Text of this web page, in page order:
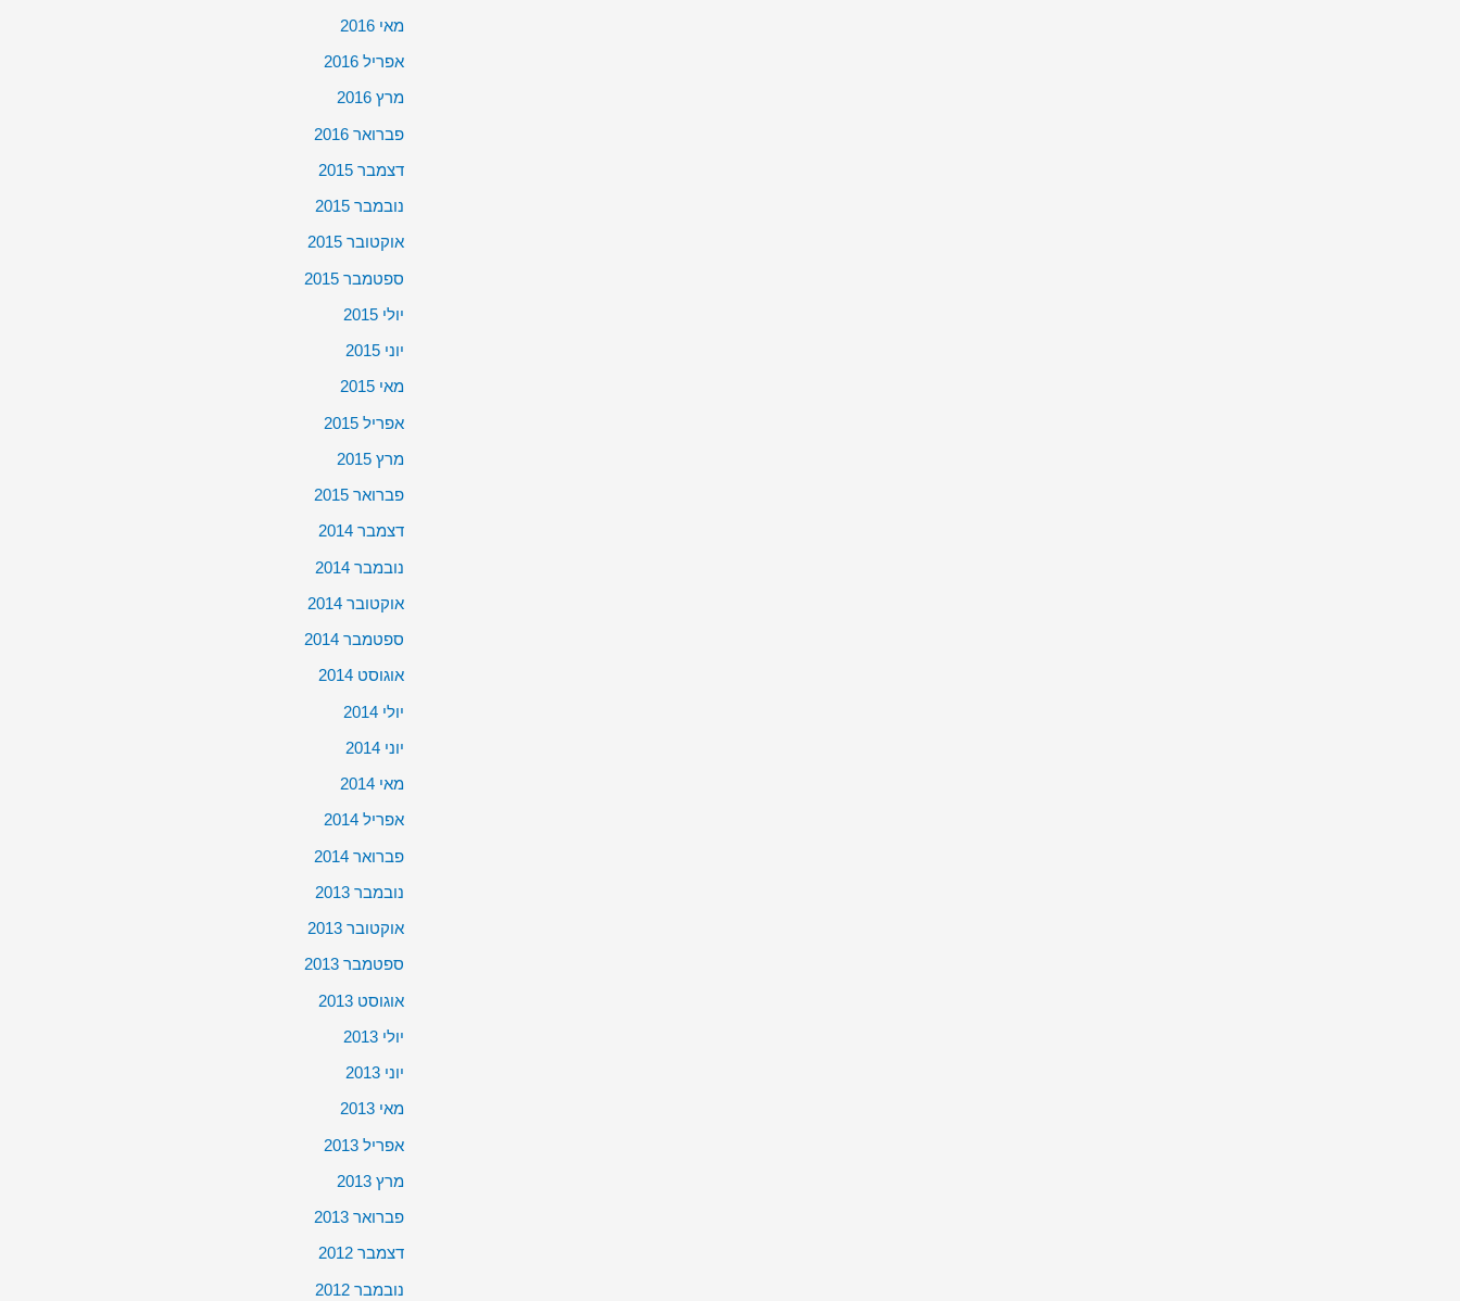
מאי 2016
אפריל 2016
מרץ 2016
פברואר 2016
דצמבר 2015
נובמבר 2015
אוקטובר 2015
ספטמבר 2015
יולי 2015
יוני 2015
מאי 2015
אפריל 2015
מרץ 2015
פברואר 2015
דצמבר 2014
נובמבר 2014
אוקטובר 2014
ספטמבר 2014
אוגוסט 2014
יולי 2014
יוני 2014
מאי 2014
אפריל 2014
פברואר 2014
נובמבר 2013
אוקטובר 2013
ספטמבר 2013
אוגוסט 2013
יולי 2013
יוני 2013
מאי 2013
אפריל 2013
מרץ 2013
פברואר 2013
דצמבר 2012
נובמבר 2012